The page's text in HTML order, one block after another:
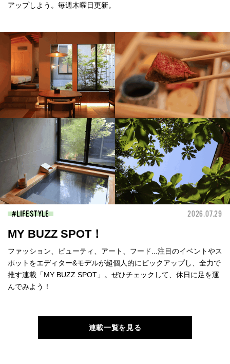
アップしよう。毎週木曜日更新。
LIFESTYLE 2026.07.29
MY BUZZ SPOT！
ファッション、ビューティ、アート、フード...注目のイベントやス
ポットをエディター&モデルが超個人的にピックアップし、全力で
推す連載「MY BUZZ SPOT」。ぜひチェックして、休日に足を運
んでみよう！
連載一覧を見る